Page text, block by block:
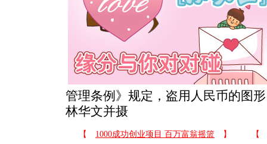
管理条例》规定，盗用人民币的图
林华文并摄